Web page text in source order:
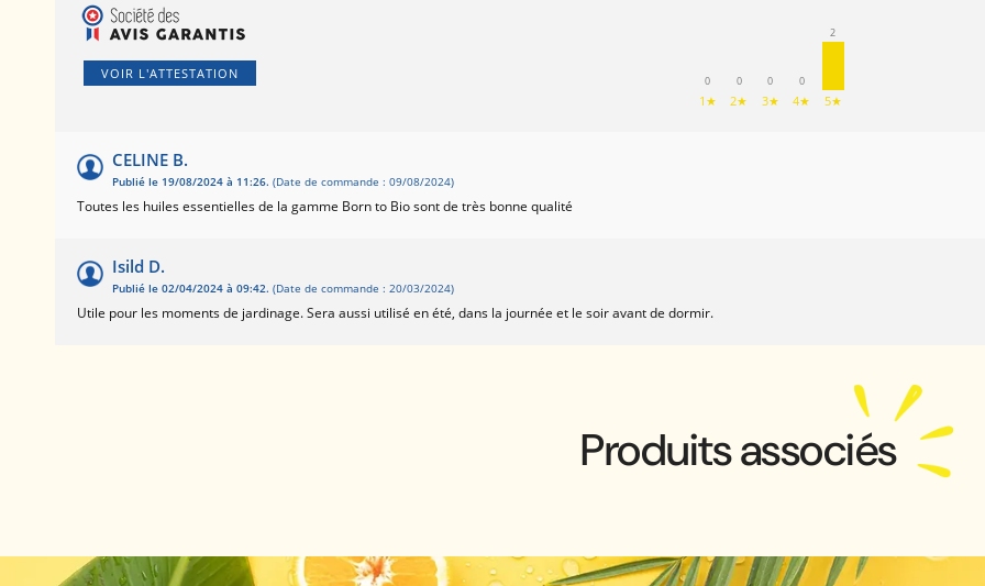
VOIR L'ATTESTATION 0
1★
0
2★
0
3★
0
4★
2
5★
CELINE B.
Publié le 19/08/2024 à 11:26. (Date de commande : 09/08/2024)
Toutes les huiles essentielles de la gamme Born to Bio sont de très bonne qualité
Isild D.
Publié le 02/04/2024 à 09:42. (Date de commande : 20/03/2024)
Utile pour les moments de jardinage. Sera aussi utilisé en été, dans la journée et le soir avant de dormir.
Produits associés